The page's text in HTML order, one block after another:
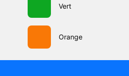
Vert
Orange